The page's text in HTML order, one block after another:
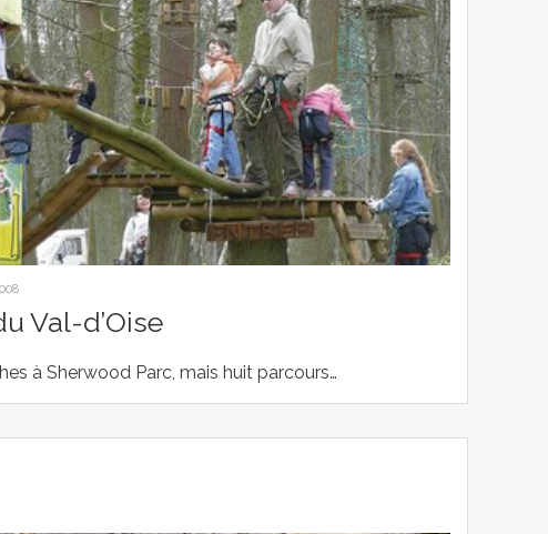
Val-d’Oise
à Sherwood Parc, mais huit parcours…